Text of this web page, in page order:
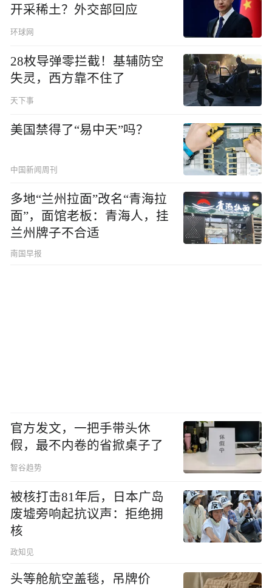
开采稀土？外交部回应
环球网
28枚导弹零拦截！基辅防空
失灵，西方靠不住了
天下事
美国禁得了“易中天”吗？
中国新闻周刊
多地“兰州拉面”改名“青海拉
面”，面馆老板：青海人，挂
兰州牌子不合适
南国早报
官方发文，一把手带头休
假，最不内卷的省掀桌子了
智谷趋势
被核打击81年后，日本广岛
废墟旁响起抗议声：拒绝拥
核
政知见
头等舱航空盖毯，吊牌价